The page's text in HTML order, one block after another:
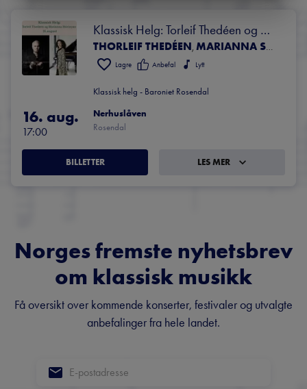
Klassisk Helg: Torleif Thedéen og
Marianna Shirinyan
THORLEIF THEDÉEN, MARIANNA SHIRINYAN
Lagre Anbefal Lytt
Klassisk helg - Baroniet Rosendal
16. aug.
17:00
Nerhuslåven
Rosendal
BILLETTER LES MER
Norges fremste nyhetsbrev
om klassisk musikk
Få oversikt over kommende konserter, festivaler og utvalgte
anbefalinger fra hele landet.